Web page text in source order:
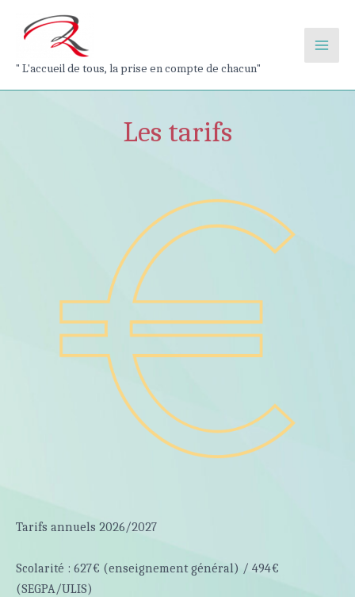
" L'accueil de tous, la prise en compte de chacun"
Main
Les tarifs
Tarifs annuels 2026/2027
Scolarité : 627€ (enseignement général) / 494€
(SEGPA/ULIS)